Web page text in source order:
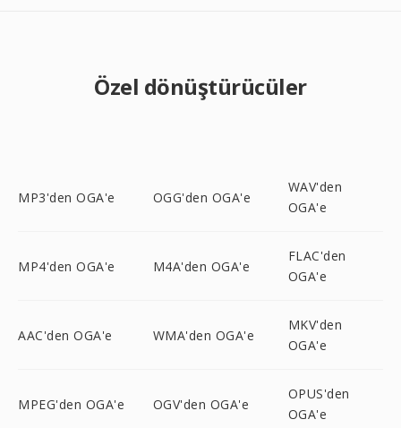
Özel dönüştürücüler
MP3'den OGA'e OGG'den OGA'e
WAV'den
OGA'e
MP4'den OGA'e M4A'den OGA'e
FLAC'den
OGA'e
AAC'den OGA'e WMA'den OGA'e
MKV'den
OGA'e
MPEG'den OGA'e OGV'den OGA'e
OPUS'den
OGA'e